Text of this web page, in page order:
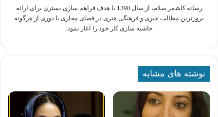
رسانه کاشمر سلام، از سال 1398 با هدف فراهم سازی بستری برای ارائه
بروزترین مطالب خبری و فرهنگی هنری در فضای مجازی با دوری از هرگونه
حاشیه سازی کار خود را آغاز نمود.
نوشته های مشابه